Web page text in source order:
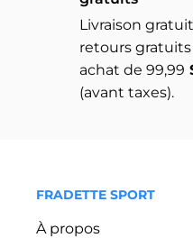
Livraison
retours
achat de 99,99
(avant taxes).
FRADETTE SPORT
À propos